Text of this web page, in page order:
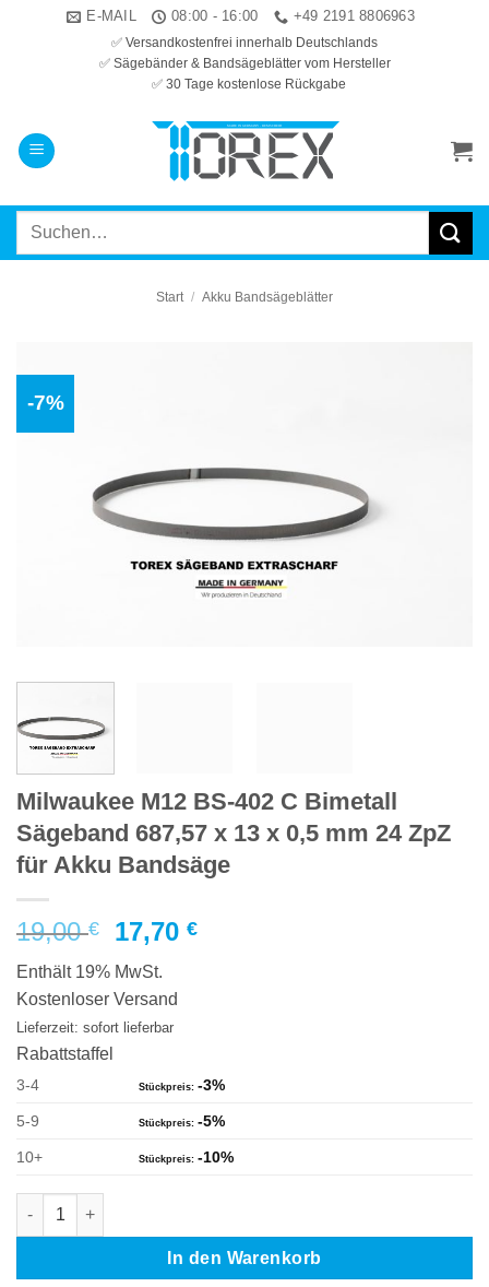
E-MAIL 08:00 - 16:00 +49 2191 8806963
✅ Versandkostenfrei innerhalb Deutschlands
✅ Sägebänder & Bandsägeblätter vom Hersteller
✅ 30 Tage kostenlose Rückgabe
Suchen
Start / Akku Bandsägeblätter
-7%
Milwaukee M12 BS-402 C Bimetall
Sägeband 687,57 x 13 x 0,5 mm 24 ZpZ
für Akku Bandsäge
19,00€
Ursprünglicher
war:
19,00 €
17,70€Aktueller
Enthält 19% MwSt.
Kostenloser Versand
Lieferzeit: sofort lieferbar
Rabattstaffel
3-4 -3%
5-9 -5%
10+ -10%
Milwaukee M12 BS-402 C Bimetall Sägeband 687,57 x 13 x 0,5
In den Warenkorb